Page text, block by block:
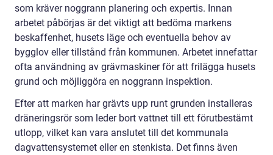
som kräver noggrann planering och expertis. Innan
arbetet påbörjas är det viktigt att bedöma markens
beskaffenhet, husets läge och eventuella behov av
bygglov eller tillstånd från kommunen. Arbetet innefattar
ofta användning av grävmaskiner för att frilägga husets
grund och möjliggöra en noggrann inspektion.
Efter att marken har grävts upp runt grunden installeras
dräneringsrör som leder bort vattnet till ett förutbestämt
utlopp, vilket kan vara anslutet till det kommunala
dagvattensystemet eller en stenkista. Det finns även